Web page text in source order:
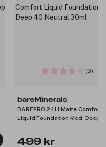
(3)
bareMinerals
BAREPRO 24H Matte Comfort
Liquid Foundation Med. Deep
499 kr